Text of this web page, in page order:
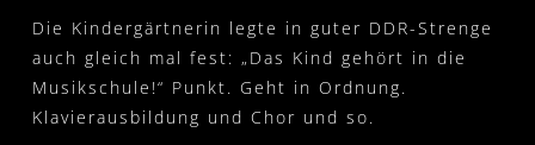
Die Kindergärtnerin legte in guter DDR-Strenge
auch gleich mal fest: „Das Kind gehört in die
Musikschule!“ Punkt. Geht in Ordnung.
Klavierausbildung und Chor und so.